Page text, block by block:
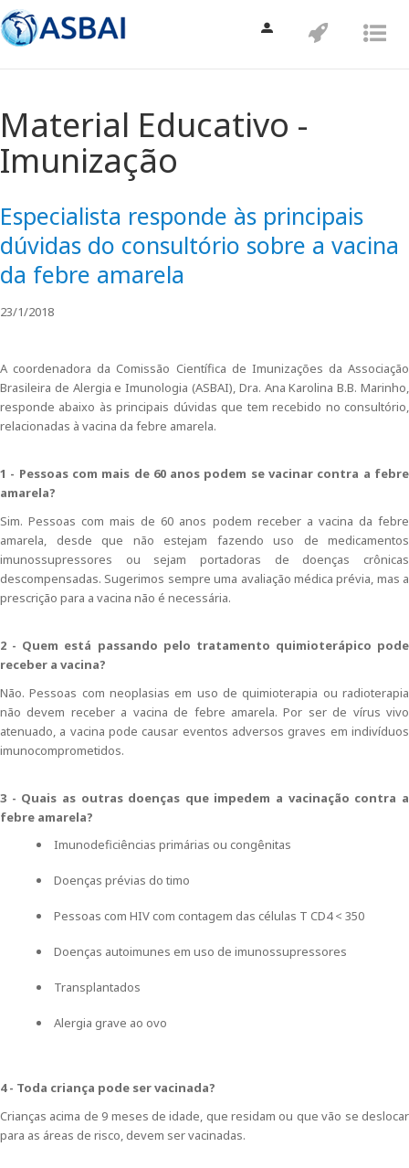
Material Educativo -
Imunização
Especialista responde às principais
dúvidas do consultório sobre a vacina
da febre amarela
23/1/2018
A coordenadora da Comissão Científica de Imunizações da Associação
Brasileira de Alergia e Imunologia (ASBAI), Dra. Ana Karolina B.B. Marinho,
responde abaixo às principais dúvidas que tem recebido no consultório,
relacionadas à vacina da febre amarela.
1 - Pessoas com mais de 60 anos podem se vacinar contra a febre
amarela?
Sim. Pessoas com mais de 60 anos podem receber a vacina da febre
amarela, desde que não estejam fazendo uso de medicamentos
imunossupressores ou sejam portadoras de doenças crônicas
descompensadas. Sugerimos sempre uma avaliação médica prévia, mas a
prescrição para a vacina não é necessária.
2 - Quem está passando pelo tratamento quimioterápico pode
receber a vacina?
Não. Pessoas com neoplasias em uso de quimioterapia ou radioterapia
não devem receber a vacina de febre amarela. Por ser de vírus vivo
atenuado, a vacina pode causar eventos adversos graves em indivíduos
imunocomprometidos.
3 - Quais as outras doenças que impedem a vacinação contra a
febre amarela?
Imunodeficiências primárias ou congênitas
Doenças prévias do timo
Pessoas com HIV com contagem das células T CD4 < 350
Doenças autoimunes em uso de imunossupressores
Transplantados
Alergia grave ao ovo
4 - Toda criança pode ser vacinada?
Crianças acima de 9 meses de idade, que residam ou que vão se deslocar
para as áreas de risco, devem ser vacinadas.